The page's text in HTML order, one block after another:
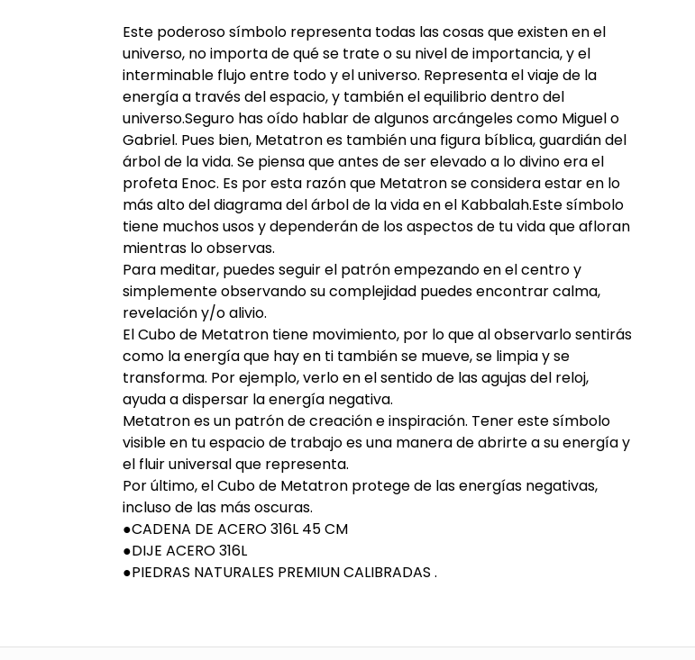
Este poderoso símbolo representa todas las cosas que existen en el
universo, no importa de qué se trate o su nivel de importancia, y el
interminable flujo entre todo y el universo. Representa el viaje de la
energía a través del espacio, y también el equilibrio dentro del
universo.Seguro has oído hablar de algunos arcángeles como Miguel o
Gabriel. Pues bien, Metatron es también una figura bíblica, guardián del
árbol de la vida. Se piensa que antes de ser elevado a lo divino era el
profeta Enoc. Es por esta razón que Metatron se considera estar en lo
más alto del diagrama del árbol de la vida en el Kabbalah.Este símbolo
tiene muchos usos y dependerán de los aspectos de tu vida que afloran
mientras lo observas.
Para meditar, puedes seguir el patrón empezando en el centro y
simplemente observando su complejidad puedes encontrar calma,
revelación y/o alivio.
El Cubo de Metatron tiene movimiento, por lo que al observarlo sentirás
como la energía que hay en ti también se mueve, se limpia y se
transforma. Por ejemplo, verlo en el sentido de las agujas del reloj,
ayuda a dispersar la energía negativa.
Metatron es un patrón de creación e inspiración. Tener este símbolo
visible en tu espacio de trabajo es una manera de abrirte a su energía y
el fluir universal que representa.
Por último, el Cubo de Metatron protege de las energías negativas,
incluso de las más oscuras.
●CADENA DE ACERO 316L 45 CM
●DIJE ACERO 316L
●PIEDRAS NATURALES PREMIUN CALIBRADAS .